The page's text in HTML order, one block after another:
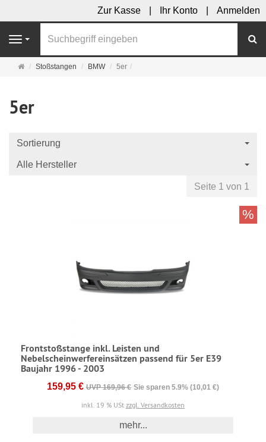
Zur Kasse Ihr Konto Anmelden
Navigation
Startseite
Stoßstangen BMW 5er
5er
Sortierung
Alle Hersteller
Seite 1 von 1
Frontstoßstange inkl. Leisten und
Nebelscheinwerfereinsätzen passend für 5er E39
Baujahr 1996 - 2003
159,95 € UVP 169,96 € Sie sparen 5.9% (10,01 €)
inkl. 19 % USt zzgl. Versandkosten
mehr...
%